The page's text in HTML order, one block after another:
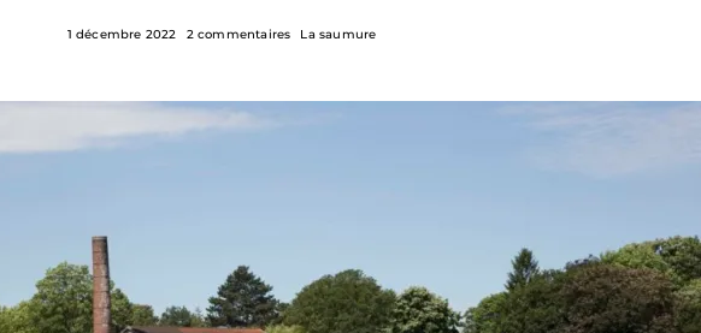
1 décembre 2022 2 commentaires La saumure